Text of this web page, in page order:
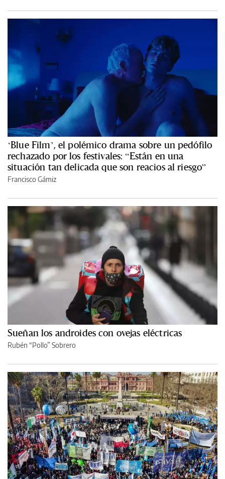
‘Blue Film’, el polémico drama sobre un pedófilo
rechazado por los festivales: “Están en una
situación tan delicada que son reacios al riesgo”
Francisco Gámiz
Sueñan los androides con ovejas eléctricas
Rubén “Pollo” Sobrero